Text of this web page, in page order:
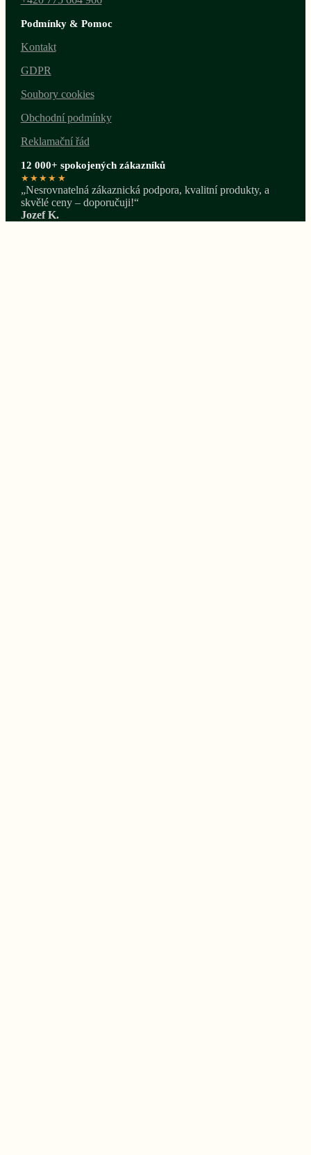
Podmínky & Pomoc
Kontakt
GDPR
Soubory cookies
Obchodní podmínky
Reklamační řád
12 000+ spokojených zákazníků
★★★★★
„Nesrovnatelná zákaznická podpora, kvalitní produkty, a
skvělé ceny – doporučuji!“
Jozef K.